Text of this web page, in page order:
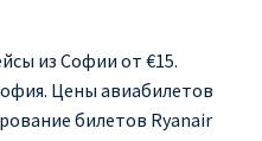
из Софии от €15.
Цены авиабилетов
билетов Ryanair